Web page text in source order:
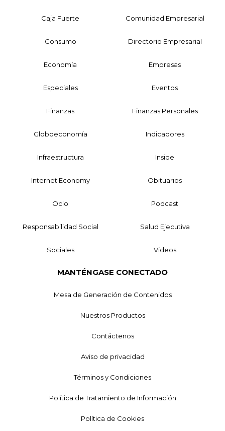
Caja Fuerte Comunidad Empresarial
Consumo Directorio Empresarial
Economía Empresas
Especiales Eventos
Finanzas Finanzas Personales
Globoeconomía Indicadores
Infraestructura Inside
Internet Economy Obituarios
Ocio Podcast
Responsabilidad Social Salud Ejecutiva
Sociales Videos
MANTÉNGASE CONECTADO
Mesa de Generación de Contenidos
Nuestros Productos
Contáctenos
Aviso de privacidad
Términos y Condiciones
Política de Tratamiento de Información
Política de Cookies